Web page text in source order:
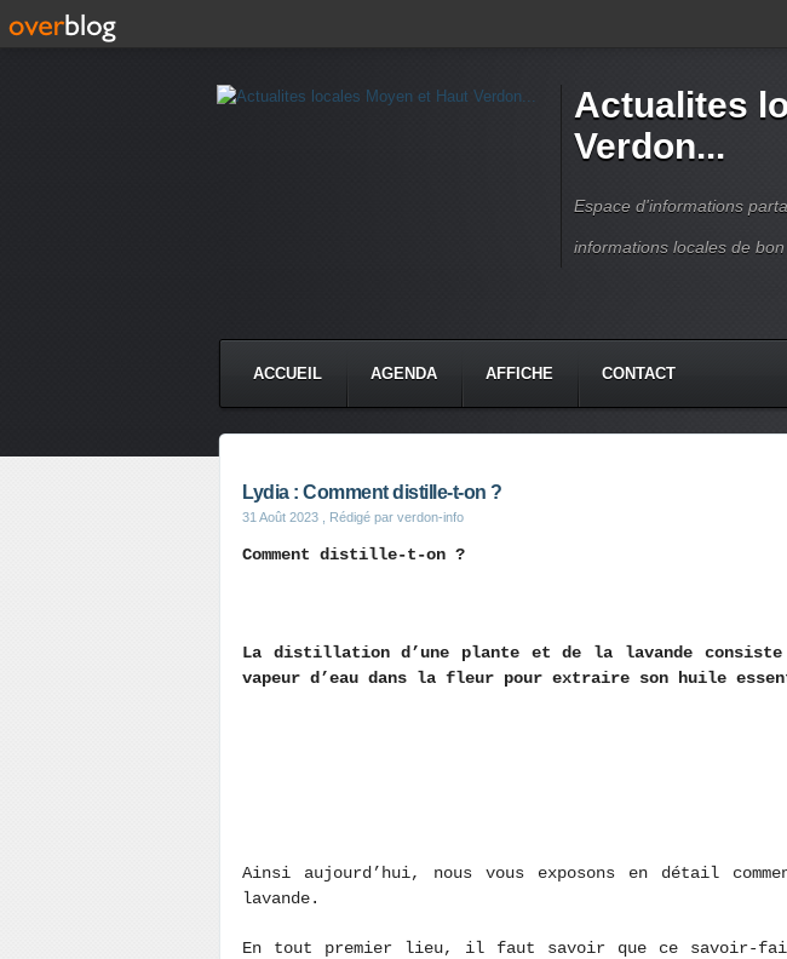
Actualites
Verdon...
Espace d'informations
informations locales de
ACCUEIL AGENDA AFFICHE CONTACT
Lydia : Comment distille-t-on ?
31 Août 2023 , Rédigé par verdon-info
Comment distille-t-on ?
La distillation d’une plante et de la lavande
vapeur d’eau dans la fleur pour extraire son huile
Ainsi aujourd’hui, nous vous exposons en détail
lavande.
En tout premier lieu, il faut savoir que ce savoir-faire